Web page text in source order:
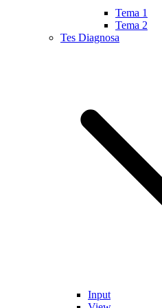
Tema 1
Tema 2
Tes Diagnosa
Input